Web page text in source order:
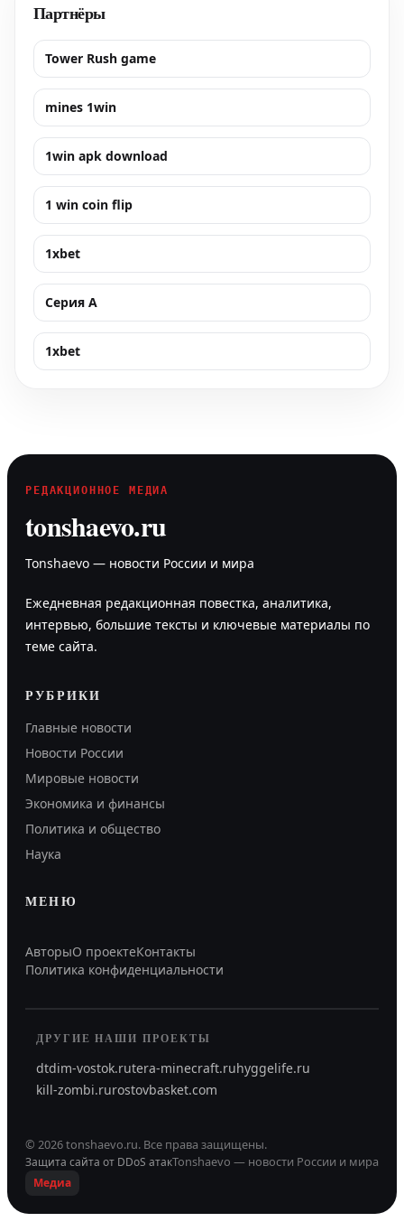
Партнёры
Tower Rush game
mines 1win
1win apk download
1 win coin flip
1xbet
Серия А
1xbet
РЕДАКЦИОННОЕ МЕДИА
tonshaevo.ru
Tonshaevo — новости России и мира
Ежедневная редакционная повестка, аналитика,
интервью, большие тексты и ключевые материалы по
теме сайта.
РУБРИКИ
Главные новости
Новости России
Мировые новости
Экономика и финансы
Политика и общество
Наука
МЕНЮ
АвторыО проектеКонтакты
Политика конфиденциальности
ДРУГИЕ НАШИ ПРОЕКТЫ
dtdim-vostok.rutera-minecraft.ruhyggelife.ru
kill-zombi.rurostovbasket.com
© 2026tonshaevo.ru. Все права защищены.
Защита сайта от DDoS атакTonshaevo — новости России и мира
Медиа